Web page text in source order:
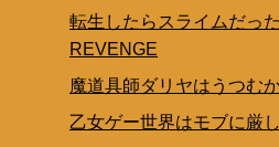
転生したらスライムだっ
REVENGE
魔道具師ダリヤはうつむ
乙女ゲー世界はモブに厳